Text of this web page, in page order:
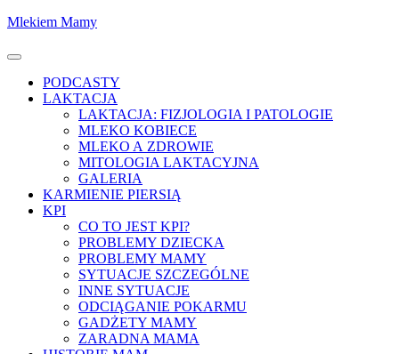
Skocz
treści
Mlekiem Mamy
Menu
PODCASTY
LAKTACJA
LAKTACJA: FIZJOLOGIA I PATOLOGIE
MLEKO KOBIECE
MLEKO A ZDROWIE
MITOLOGIA LAKTACYJNA
GALERIA
KARMIENIE PIERSIĄ
KPI
CO TO JEST KPI?
PROBLEMY DZIECKA
PROBLEMY MAMY
SYTUACJE SZCZEGÓLNE
INNE SYTUACJE
ODCIĄGANIE POKARMU
GADŻETY MAMY
ZARADNA MAMA